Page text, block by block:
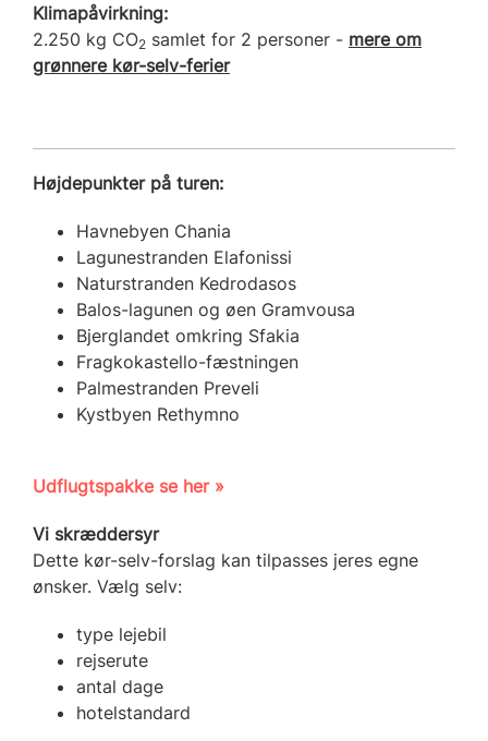
Klimapåvirkning:
2.250 kg CO2 samlet for 2 personer - mere om
grønnere kør-selv-ferier
Højdepunkter på turen:
Havnebyen Chania
Lagunestranden Elafonissi
Naturstranden Kedrodasos
Balos-lagunen og øen Gramvousa
Bjerglandet omkring Sfakia
Fragkokastello-fæstningen
Palmestranden Preveli
Kystbyen Rethymno
Udflugtspakke se her »
Vi skræddersyr
Dette kør-selv-forslag kan tilpasses jeres egne
ønsker. Vælg selv:
type lejebil
rejserute
antal dage
hotelstandard